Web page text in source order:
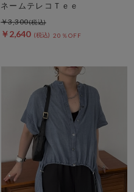
ネームテレコＴｅｅ
￥2,640 20％OFF
￥3,300